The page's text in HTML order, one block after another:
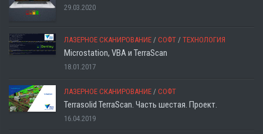
29.03.2020
ЛАЗЕРНОЕ СКАНИРОВАНИЕ / СОФТ / ТЕХНОЛОГИЯ
Microstation, VBA и TerraScan
18.01.2017
ЛАЗЕРНОЕ СКАНИРОВАНИЕ / СОФТ
Terrasolid TerraScan. Часть шестая. Проект.
16.04.2019